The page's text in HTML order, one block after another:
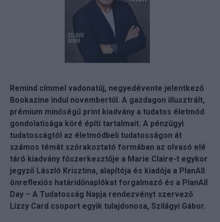
Remind címmel vadonatúj, negyedévente jelentkező
Bookazine indul novembertől. A gazdagon illusztrált,
prémium minőségű print kiadvány a tudatos életmód
gondolatisága köré építi tartalmait. A pénzügyi
tudatosságtól az életmódbeli tudatosságon át
számos témát szórakoztató formában az olvasó elé
táró kiadvány főszerkesztője a Marie Claire-t egykor
jegyző László Krisztina, alapítója és kiadója a PlanAll
önreflexiós határidőnaplókat forgalmazó és a PlanAll
Day – A Tudatosság Napja rendezvényt szervező
Lizzy Card csoport egyik tulajdonosa, Szilágyi Gábor.